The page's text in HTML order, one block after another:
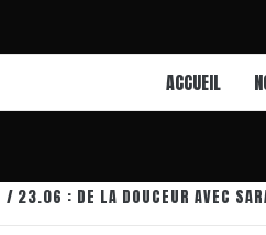
ACCUEIL
23.06 : DE LA DOUCEUR AVEC